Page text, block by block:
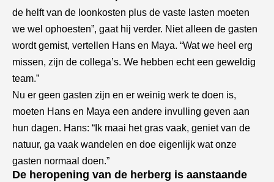
de helft van de loonkosten plus de vaste lasten moeten
we wel ophoesten”, gaat hij verder. Niet alleen de gasten
wordt gemist, vertellen Hans en Maya. “Wat we heel erg
missen, zijn de collega’s. We hebben echt een geweldig
team.”
Nu er geen gasten zijn en er weinig werk te doen is,
moeten Hans en Maya een andere invulling geven aan
hun dagen. Hans: “Ik maai het gras vaak, geniet van de
natuur, ga vaak wandelen en doe eigenlijk wat onze
gasten normaal doen.”
De heropening van de herberg is aanstaande